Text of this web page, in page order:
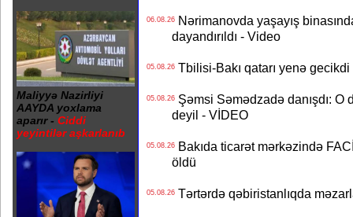
Maliyyə Nazirliyi
AAYDA yoxlama
aparır - Ciddi
yeyintilər aşkarlanıb
06.08.26Nərimanovda yaşayış
dayandırıldı - Video
05.08.26Tbilisi-Bakı qatarı yenə gecikdi
05.08.26Şəmsi Səmədzadə danışdı: O
deyil - VİDEO
05.08.26Bakıda ticarət mərkəzində
öldü
05.08.26Tərtərdə qəbiristanlıqda